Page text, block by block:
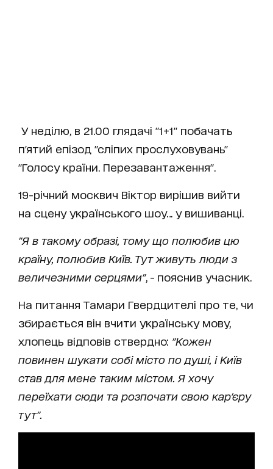
У неділю, в 21.00 глядачі "1+1" побачать
п'ятий епізод "сліпих прослуховувань"
"Голосу країни. Перезавантаження".
19-річний москвич Віктор вирішив вийти
на сцену українського шоу… у вишиванці.
"Я в такому образі, тому що полюбив цю
країну, полюбив Київ. Тут живуть люди з
величезними серцями", - пояснив учасник.
На питання Тамари Гвердцителі про те, чи
збирається він вчити українську мову,
хлопець відповів ствердно: "Кожен
повинен шукати собі місто по душі, і Київ
став для мене таким містом. Я хочу
переїхати сюди та розпочати свою кар'єру
тут".